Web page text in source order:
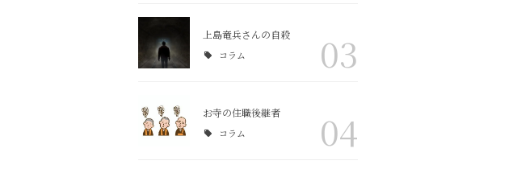
上島竜兵さんの自殺
コラム 03
お寺の住職後継者
コラム 04